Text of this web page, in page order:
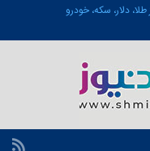
دلار، سکه، خودرو